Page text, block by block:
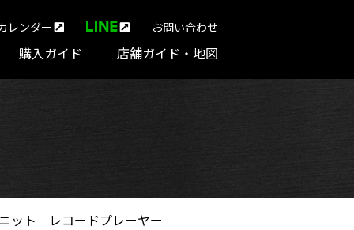
購入ガイド 店舗ガイド・地図
レンダー お問い合わせ
ット
レコードプレーヤー